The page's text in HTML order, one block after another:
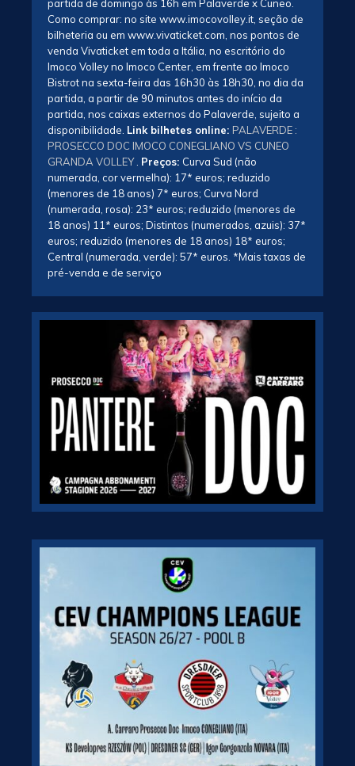
partida de domingo às 16h em Palaverde x Cuneo.
Como comprar: no site www.imocovolley.it, seção de
bilheteria ou em www.vivaticket.com, nos pontos de
venda Vivaticket em toda a Itália, no escritório do
Imoco Volley no Imoco Center, em frente ao Imoco
Bistrot na sexta-feira das 16h30 às 18h30, no dia da
partida, a partir de 90 minutos antes do início da
partida, nos caixas externos do Palaverde, sujeito a
disponibilidade. Link bilhetes online: PALAVERDE :
PROSECCO DOC IMOCO CONEGLIANO VS CUNEO
GRANDA VOLLEY. Preços: Curva Sud (não
numerada, cor vermelha): 17* euros; reduzido
(menores de 18 anos) 7* euros; Curva Nord
(numerada, rosa): 23* euros; reduzido (menores de
18 anos) 11* euros; Distintos (numerados, azuis): 37*
euros; reduzido (menores de 18 anos) 18* euros;
Central (numerada, verde): 57* euros. *Mais taxas de
pré-venda e de serviço